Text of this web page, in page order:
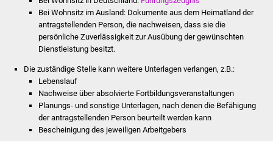
NETZMonitor
Gesundheit und Notfall
Pflege von Angehörigen
Hitzewarnung / UV-
Index
Bei Wohnsitz im Ausland: Dokumente aus dem Heimatland der
antragstellenden Person, die nachweisen, dass sie die
persönliche Zuverlässigkeit zur Ausübung der gewünschten
Dienstleistung besitzt.
Die zuständige Stelle kann weitere Unterlagen verlangen, z.B.:
Lebenslauf
Nachweise über absolvierte Fortbildungsveranstaltungen
Planungs- und sonstige Unterlagen, nach denen die Befähigung
der antragstellenden Person beurteilt werden kann
Bescheinigung des jeweiligen Arbeitgebers